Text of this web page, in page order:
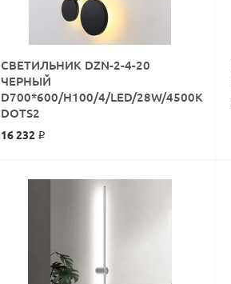
СВЕТИЛЬНИК DZN-2-4-20
ЧЕРНЫЙ
D700*600/H100/4/LED/28W/4500K
DOTS2
16 232 ₽
КУПИТЬ